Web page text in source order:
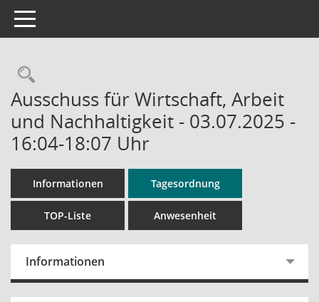
Toggle navigation
Rechercheauswahl
Ausschuss für Wirtschaft, Arbeit
und Nachhaltigkeit - 03.07.2025 -
16:04-18:07 Uhr
Informationen Tagesordnung
TOP-Liste Anwesenheit
Informationen